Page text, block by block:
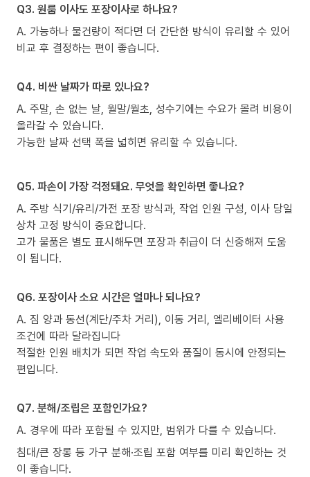
Q3. 원룸 이사도 포장이사로 하나요?
A. 가능하나 물건량이 적다면 더 간단한 방식이 유리할 수 있어
비교 후 결정하는 편이 좋습니다.
Q4. 비싼 날짜가 따로 있나요?
A. 주말, 손 없는 날, 월말/월초, 성수기에는 수요가 몰려 비용이
올라갈 수 있습니다.
가능한 날짜 선택 폭을 넓히면 유리할 수 있습니다.
Q5. 파손이 가장 걱정돼요. 무엇을 확인하면 좋나요?
A. 주방 식기/유리/가전 포장 방식과, 작업 인원 구성, 이사 당일
상차 고정 방식이 중요합니다.
고가 물품은 별도 표시해두면 포장과 취급이 더 신중해져 도움
이 됩니다.
Q6. 포장이사 소요 시간은 얼마나 되나요?
A. 짐 양과 동선(계단/주차 거리), 이동 거리, 엘리베이터 사용
조건에 따라 달라집니다
적절한 인원 배치가 되면 작업 속도와 품질이 동시에 안정되는
편입니다.
Q7. 분해/조립은 포함인가요?
A. 경우에 따라 포함될 수 있지만, 범위가 다를 수 있습니다.
침대/큰 장롱 등 가구 분해·조립 포함 여부를 미리 확인하는 것
이 좋습니다.